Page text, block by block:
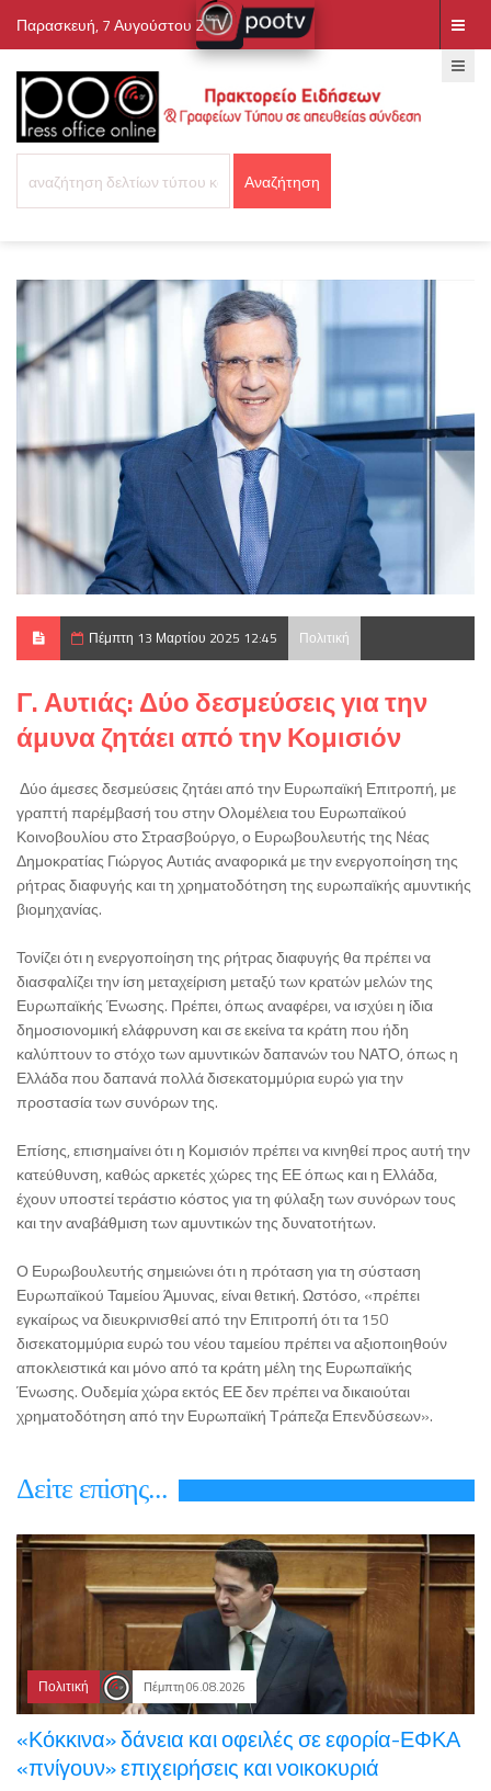
Παρασκευή, 7 Αυγούστου 2026
Πέμπτη 13 Μαρτίου 2025 12:45 Πολιτική
Γ. Αυτιάς: Δύο δεσμεύσεις για την
άμυνα ζητάει από την Κομισιόν
Δύο άμεσες δεσμεύσεις ζητάει από την Ευρωπαϊκή Επιτροπή, με
γραπτή παρέμβασή του στην Ολομέλεια του Ευρωπαϊκού
Κοινοβουλίου στο Στρασβούργο, ο Ευρωβουλευτής της Νέας
Δημοκρατίας Γιώργος Αυτιάς αναφορικά με την ενεργοποίηση της
ρήτρας διαφυγής και τη χρηματοδότηση της ευρωπαϊκής αμυντικής
βιομηχανίας.
Τονίζει ότι η ενεργοποίηση της ρήτρας διαφυγής θα πρέπει να
διασφαλίζει την ίση μεταχείριση μεταξύ των κρατών μελών της
Ευρωπαϊκής Ένωσης. Πρέπει, όπως αναφέρει, να ισχύει η ίδια
δημοσιονομική ελάφρυνση και σε εκείνα τα κράτη που ήδη
καλύπτουν το στόχο των αμυντικών δαπανών του ΝΑΤΟ, όπως η
Ελλάδα που δαπανά πολλά δισεκατομμύρια ευρώ για την
προστασία των συνόρων της.
Επίσης, επισημαίνει ότι η Κομισιόν πρέπει να κινηθεί προς αυτή την
κατεύθυνση, καθώς αρκετές χώρες της ΕΕ όπως και η Ελλάδα,
έχουν υποστεί τεράστιο κόστος για τη φύλαξη των συνόρων τους
και την αναβάθμιση των αμυντικών της δυνατοτήτων.
Ο Ευρωβουλευτής σημειώνει ότι η πρόταση για τη σύσταση
Ευρωπαϊκού Ταμείου Άμυνας, είναι θετική. Ωστόσο, «πρέπει
εγκαίρως να διευκρινισθεί από την Επιτροπή ότι τα 150
δισεκατομμύρια ευρώ του νέου ταμείου πρέπει να αξιοποιηθούν
αποκλειστικά και μόνο από τα κράτη μέλη της Ευρωπαϊκής
Ένωσης. Ουδεμία χώρα εκτός ΕΕ δεν πρέπει να δικαιούται
χρηματοδότηση από την Ευρωπαϊκή Τράπεζα Επενδύσεων».
Δεiτε επiσης...
Πολιτική Πέμπτη 06.08.2026
«Κόκκινα» δάνεια και οφειλές σε εφορία-ΕΦΚΑ
«πνίγουν» επιχειρήσεις και νοικοκυριά